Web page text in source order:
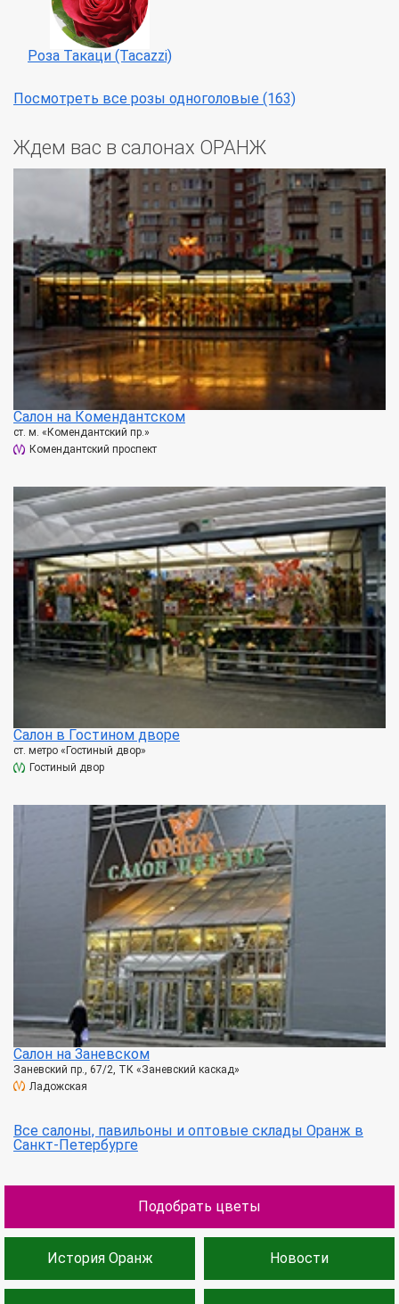
Роза Такаци (Tacazzi)
Посмотреть все розы одноголовые (163)
Ждем вас в салонах ОРАНЖ
Салон на Комендантском
ст. м. «Комендантский пр.»
Комендантский проспект
Салон в Гостином дворе
ст. метро «Гостиный двор»
Гостиный двор
Салон на Заневском
Заневский пр., 67/2, ТК «Заневский каскад»
Ладожская
Все салоны, павильоны и оптовые склады Оранж в
Санкт-Петербурге
Подобрать цветы
История Оранж Новости